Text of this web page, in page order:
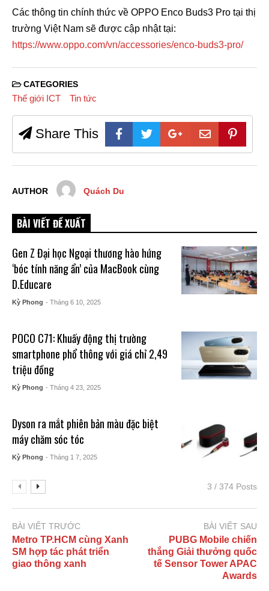
Các thông tin chính thức về OPPO Enco Buds3 Pro tại thị
trường Việt Nam sẽ được cập nhật tại:
https://www.oppo.com/vn/accessories/enco-buds3-pro/
CATEGORIES
Thế giới ICT Tin tức
Share This
AUTHOR Quách Du
BÀI VIẾT ĐỀ XUẤT
Gen Z Đại học Ngoại thương hào hứng
‘bóc tính năng ẩn’ của MacBook cùng
D.Educare
Kỳ Phong - Tháng 6 10, 2025
POCO C71: Khuấy động thị trường
smartphone phổ thông với giá chỉ 2,49
triệu đồng
Kỳ Phong - Tháng 4 23, 2025
Dyson ra mắt phiên bản màu đặc biệt
máy chăm sóc tóc
Kỳ Phong - Tháng 1 7, 2025
3 / 374 Posts
BÀI VIẾT TRƯỚC
Metro TP.HCM cùng Xanh
SM hợp tác phát triển
giao thông xanh
BÀI VIẾT SAU
PUBG Mobile chiến
thắng Giải thưởng quốc
tế Sensor Tower APAC
Awards